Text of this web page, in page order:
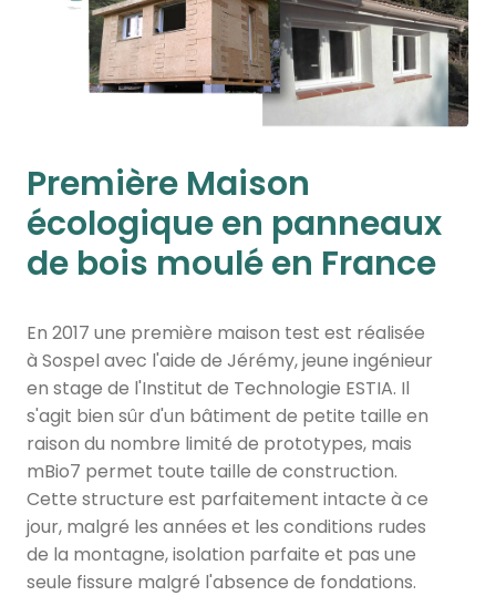
Première Maison
écologique en panneaux
de bois moulé en France
En 2017 une première maison test est réalisée
à Sospel avec l'aide de Jérémy, jeune ingénieur
en stage de l'Institut de Technologie ESTIA. Il
s'agit bien sûr d'un bâtiment de petite taille en
raison du nombre limité de prototypes, mais
mBio7 permet toute taille de construction.
Cette structure est parfaitement intacte à ce
jour, malgré les années et les conditions rudes
de la montagne, isolation parfaite et pas une
seule fissure malgré l'absence de fondations.